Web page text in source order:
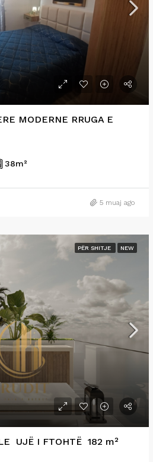
MODERNE RRUGA E
38m²
5 muaj ago
PËR SHITJE NEW
UJË I FTOHTË 182 m²